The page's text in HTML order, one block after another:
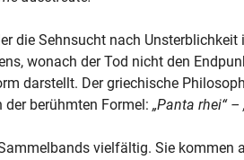
die Sehnsucht nach
wonach der Tod nicht den
darstellt. Der griechische
der berühmten Formel: „Panta rhei“ –
vielfältig. Sie kommen